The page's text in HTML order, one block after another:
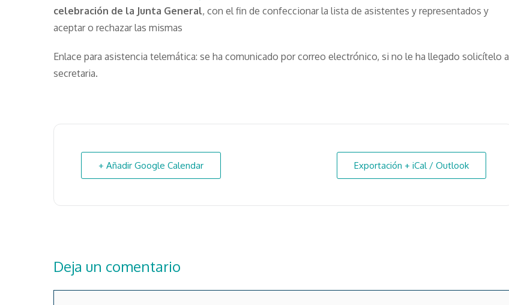
celebración de la Junta General, con el fin de confeccionar la lista de asistentes y representados y
aceptar o rechazar las mismas
Enlace para asistencia telemática: se ha comunicado por correo electrónico, si no le ha llegado solicítelo a
secretaria.
+ Añadir Google Calendar Exportación + iCal / Outlook
Deja un comentario